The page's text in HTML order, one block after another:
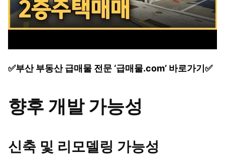
✅부산 부동산 급매물 전문 ‘급매물.com’ 바로가기✅
향후 개발 가능성
신축 및 리모델링 가능성